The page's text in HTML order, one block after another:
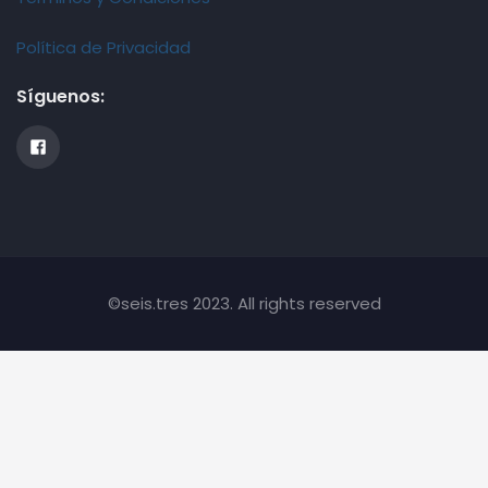
Política de Privacidad
Síguenos:
©seis.tres 2023. All rights reserved